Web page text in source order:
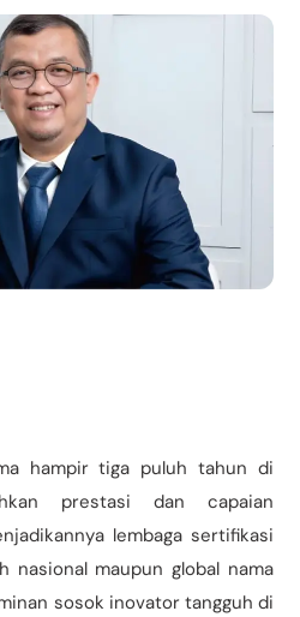
hampir tiga puluh tahun di
prestasi dan capaian
lembaga sertifikasi
nasional maupun global nama
sosok inovator tangguh di